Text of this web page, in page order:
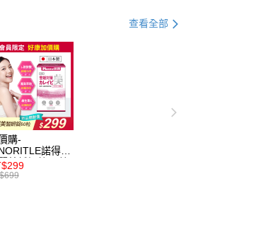
以上)免運費
以上)免運費
含以上)免運費
查看全部
購-
NORITLE諾得】
美皙妍錠60粒